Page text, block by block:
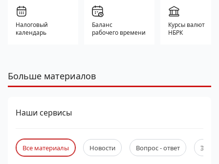
Налоговый
календарь
Баланс
рабочего времени
Курсы валют
НБРК
Больше материалов
Наши сервисы
Все материалы Новости Вопрос - ответ